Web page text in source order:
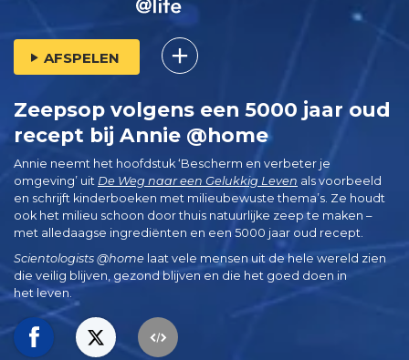
AFSPELEN
Zeepsop volgens een 5000 jaar oud
recept bij Annie @home
Annie neemt het hoofdstuk ‘Bescherm en verbeter je
omgeving’ uit De Weg naar een Gelukkig Leven als voorbeeld
en schrijft kinderboeken met milieubewuste thema’s. Ze houdt
ook het milieu schoon door thuis natuurlijke zeep te maken –
met alledaagse ingrediënten en een 5000 jaar oud recept.
Scientologists @home laat vele mensen uit de hele wereld zien
die veilig blijven, gezond blijven en die het goed doen in
het leven.